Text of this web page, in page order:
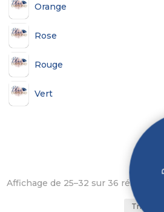
Orange
Rose
Rouge
Vert
Affichage de 25–32 sur 36 résultats